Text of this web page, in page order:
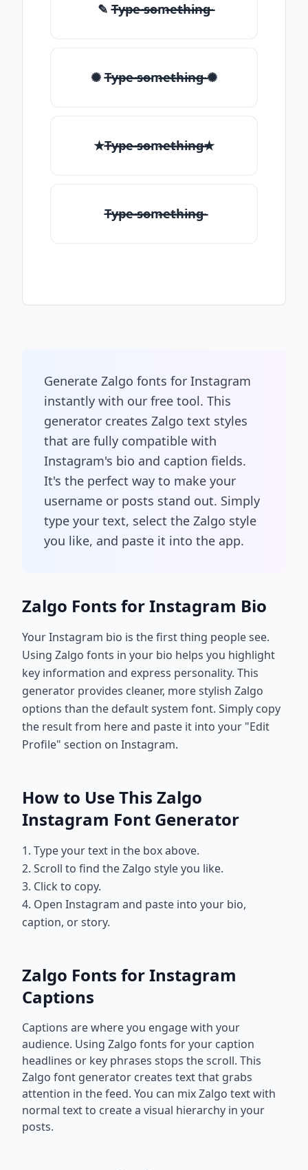
✎ T̶̴y̶̴p̶̴e̶̴ ̶̴s̶̴o̶̴m̶̴e̶̴t̶̴h̶̴i̶̴n̶̴g̶̴
✺ T̶̴y̶̴p̶̴e̶̴ ̶̴s̶̴o̶̴m̶̴e̶̴t̶̴h̶̴i̶̴n̶̴g̶̴ ✺
★T̶̴y̶̴p̶̴e̶̴ ̶̴s̶̴o̶̴m̶̴e̶̴t̶̴h̶̴i̶̴n̶̴g̶̴★
T̶̴y̶̴p̶̴e̶̴ ̶̴s̶̴o̶̴m̶̴e̶̴t̶̴h̶̴i̶̴n̶̴g̶̴
Generate Zalgo fonts for Instagram
instantly with our free tool. This
generator creates Zalgo text styles
that are fully compatible with
Instagram's bio and caption fields.
It's the perfect way to make your
username or posts stand out. Simply
type your text, select the Zalgo style
you like, and paste it into the app.
Zalgo Fonts for Instagram Bio
Your Instagram bio is the first thing people see.
Using Zalgo fonts in your bio helps you highlight
key information and express personality. This
generator provides cleaner, more stylish Zalgo
options than the default system font. Simply copy
the result from here and paste it into your "Edit
Profile" section on Instagram.
How to Use This Zalgo
Instagram Font Generator
1. Type your text in the box above.
2. Scroll to find the Zalgo style you like.
3. Click to copy.
4. Open Instagram and paste into your bio,
caption, or story.
Zalgo Fonts for Instagram
Captions
Captions are where you engage with your
audience. Using Zalgo fonts for your caption
headlines or key phrases stops the scroll. This
Zalgo font generator creates text that grabs
attention in the feed. You can mix Zalgo text with
normal text to create a visual hierarchy in your
posts.